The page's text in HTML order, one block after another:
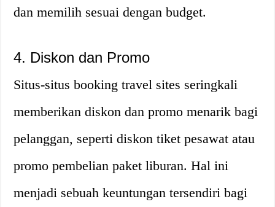
dan memilih sesuai dengan budget.
4. Diskon dan Promo
Situs-situs booking travel sites seringkali
memberikan diskon dan promo menarik bagi
pelanggan, seperti diskon tiket pesawat atau
promo pembelian paket liburan. Hal ini
menjadi sebuah keuntungan tersendiri bagi